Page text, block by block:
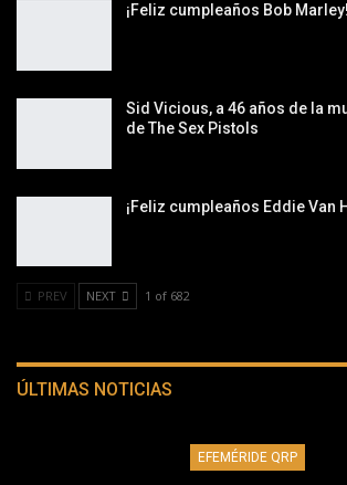
¡Feliz cumpleaños Bob Marley!
Sid Vicious, a 46 años de la
de The Sex Pistols
¡Feliz cumpleaños Eddie Van
PREV NEXT 1 of 682
ÚLTIMAS NOTICIAS
EFEMÉRIDE QRP